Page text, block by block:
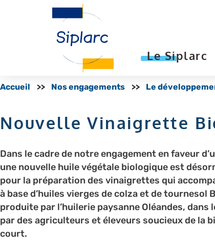
Le Siplarc
Accueil Nos engagements Le
Nouvelle Vinaigrette
Dans le cadre de notre engagement en faveur
une nouvelle huile végétale biologique est
pour la préparation des vinaigrettes qui
à base d’huiles vierges de colza et de
produite par l’huilerie paysanne Oléandes,
par des agriculteurs et éleveurs soucieux de
court.